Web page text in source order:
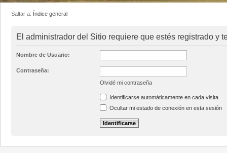
Saltar a: Índice general
El administrador del Sitio requiere que estés registrado y
Nombre de Usuario:
Contraseña:
Olvidé mi contraseña
Identificarse automáticamente en cada visita
Ocultar mi estado de conexión en esta sesión